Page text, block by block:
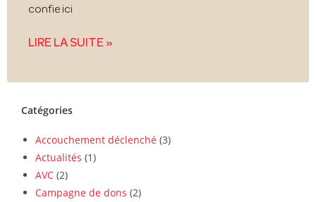
confie ici
LIRE LA SUITE »
Catégories
Accouchement déclenché (3)
Actualités (1)
AVC (2)
Campagne de dons (2)